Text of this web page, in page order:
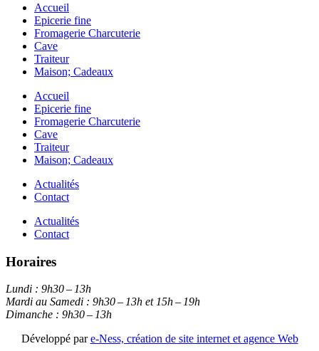
Accueil
Epicerie fine
Fromagerie Charcuterie
Cave
Traiteur
Maison; Cadeaux
Accueil
Epicerie fine
Fromagerie Charcuterie
Cave
Traiteur
Maison; Cadeaux
Actualités
Contact
Actualités
Contact
Horaires
Lundi : 9h30 – 13h
Mardi au Samedi : 9h30 – 13h et 15h – 19h
Dimanche : 9h30 – 13h
Développé pare-Ness, création de site internet et agence Web